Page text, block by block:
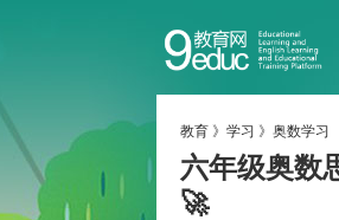
教育 》 学习 》 奥数学习
六年级奥数
🚀